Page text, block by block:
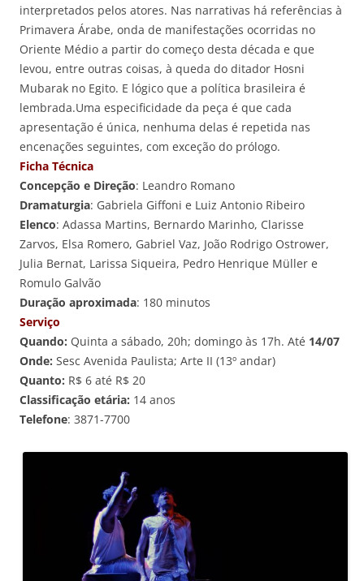
interpretados pelos atores. Nas narrativas há referências à
Primavera Árabe, onda de manifestações ocorridas no
Oriente Médio a partir do começo desta década e que
levou, entre outras coisas, à queda do ditador Hosni
Mubarak no Egito. E lógico que a política brasileira é
lembrada.Uma especificidade da peça é que cada
apresentação é única, nenhuma delas é repetida nas
encenações seguintes, com exceção do prólogo.
Ficha Técnica
Concepção e Direção: Leandro Romano
Dramaturgia: Gabriela Giffoni e Luiz Antonio Ribeiro
Elenco: Adassa Martins, Bernardo Marinho, Clarisse
Zarvos, Elsa Romero, Gabriel Vaz, João Rodrigo Ostrower,
Julia Bernat, Larissa Siqueira, Pedro Henrique Müller e
Romulo Galvão
Duração aproximada: 180 minutos
Serviço
Quando: Quinta a sábado, 20h; domingo às 17h. Até 14/07
Onde: Sesc Avenida Paulista; Arte II (13º andar)
Quanto: R$ 6 até R$ 20
Classificação etária: 14 anos
Telefone: 3871-7700